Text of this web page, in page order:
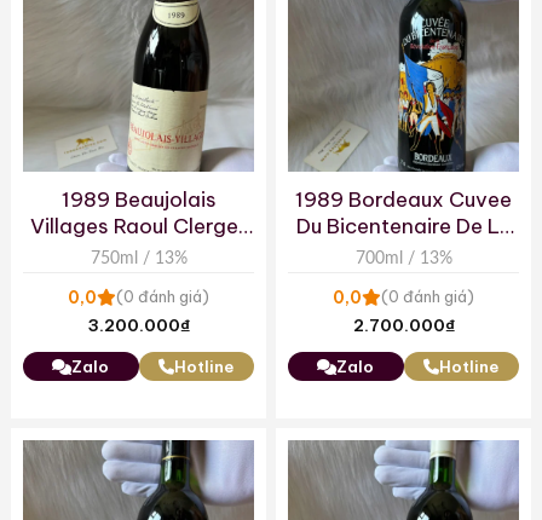
1989 Beaujolais
Villages Raoul Clerget
AC
750ml / 13%
0,0 (0 đánh giá)
3.200.000₫
Zalo Hotline
1989 Bordeaux Cuvee
Du Bicentenaire De La
Revolution Francaise
700ml / 13%
0,0 (0 đánh giá)
2.700.000₫
Zalo Hotline